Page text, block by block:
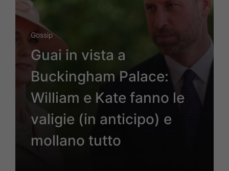
Gossip
Guai in vista a
Buckingham Palace:
William e Kate fanno le
valigie (in anticipo) e
mollano tutto